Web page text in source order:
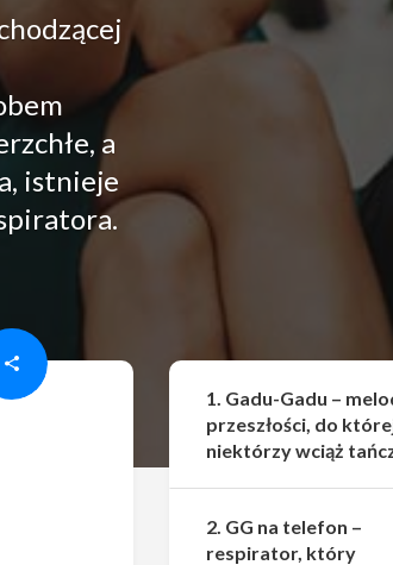
a
istnieje
1. Gadu-Gadu –
przeszłości, do
niektórzy wciąż
2. GG na telefon –
respirator, który